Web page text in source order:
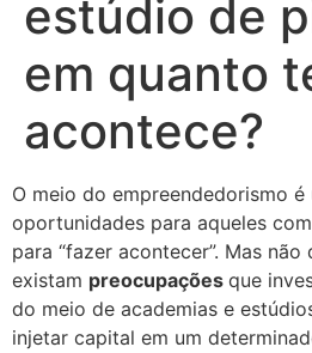
estúdio de
em quanto
acontece?
O meio do empreendedorismo
oportunidades para aqueles
para “fazer acontecer”. Mas
existam preocupações que
do meio de academias e
injetar capital em um